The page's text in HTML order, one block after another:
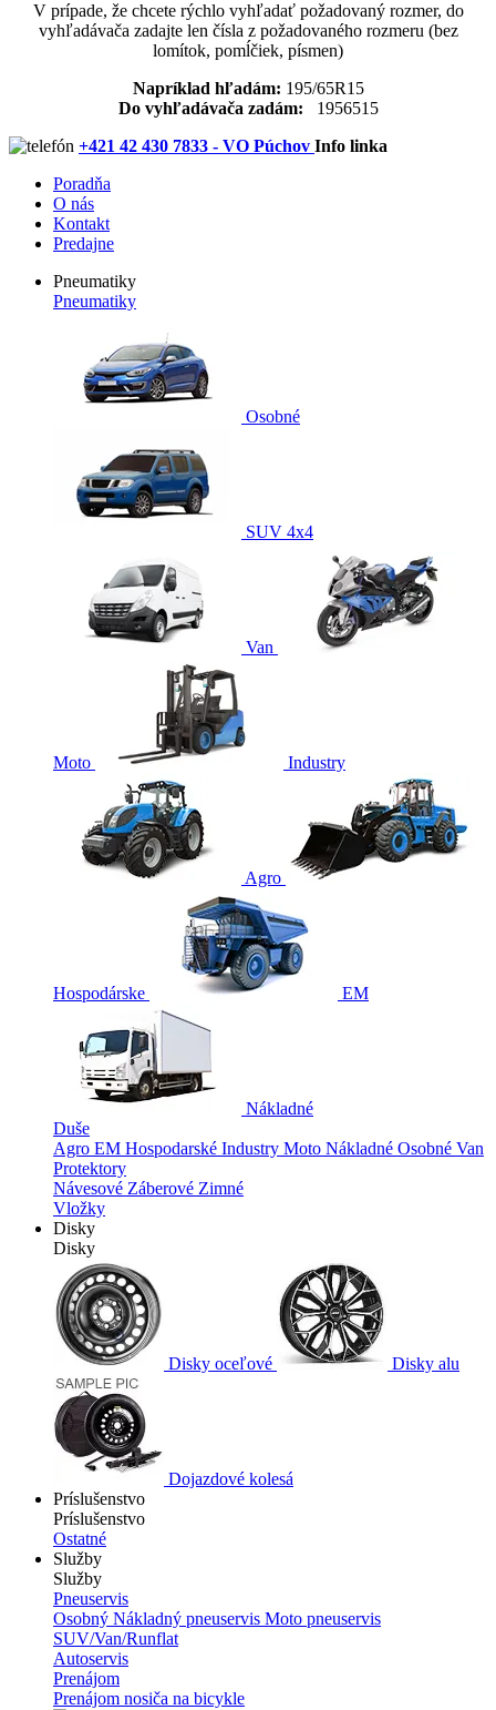
V prípade, že chcete rýchlo vyhľadať požadovaný rozmer, do
vyhľadávača zadajte len čísla z požadovaného rozmeru (bez
lomítok, pomĺčiek, písmen)
Napríklad hľadám: 195/65R15
Do vyhľadávača zadám: 1956515
+421 42 430 7833 - VO Púchov Info linka
Poradňa
O nás
Kontakt
Predajne
Pneumatiky
Pneumatiky
Osobné
SUV 4x4
Van
Moto Industry
Agro
Hospodárske EM
Nákladné
Duše
Agro EM Hospodarské Industry Moto Nákladné Osobné Van
Protektory
Návesové Záberové Zimné
Vložky
Disky
Disky
Disky oceľové Disky alu
Dojazdové kolesá
Príslušenstvo
Príslušenstvo
Ostatné
Služby
Služby
Pneuservis
Osobný Nákladný pneuservis Moto pneuservis
SUV/Van/Runflat
Autoservis
Prenájom
Prenájom nosiča na bicykle